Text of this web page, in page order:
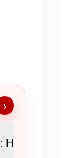
›